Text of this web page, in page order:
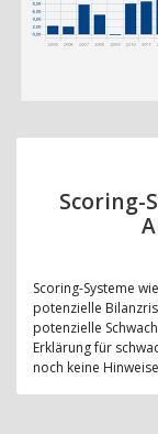
Scoring-
Scoring-Systeme
potenzielle
potenzielle
Erklärung für
noch keine